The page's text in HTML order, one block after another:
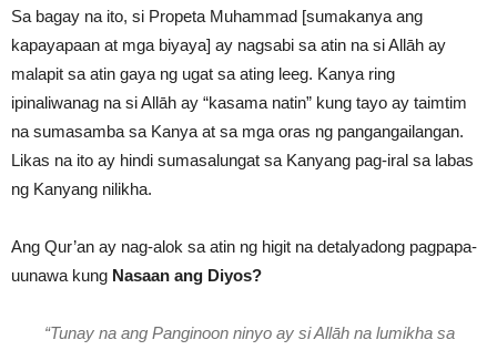
Sa bagay na ito, si Propeta Muhammad [sumakanya ang
kapayapaan at mga biyaya] ay nagsabi sa atin na si Allāh ay
malapit sa atin gaya ng ugat sa ating leeg. Kanya ring
ipinaliwanag na si Allāh ay “kasama natin” kung tayo ay taimtim
na sumasamba sa Kanya at sa mga oras ng pangangailangan.
Likas na ito ay hindi sumasalungat sa Kanyang pag-iral sa labas
ng Kanyang nilikha.
Ang Qur’an ay nag-alok sa atin ng higit na detalyadong pagpapa-
uunawa kung Nasaan ang Diyos?
“Tunay na ang Panginoon ninyo ay si Allāh na lumikha sa